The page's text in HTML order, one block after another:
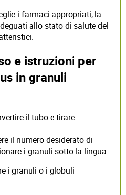
i farmaci appropriati, la
allo stato di salute del
e istruzioni per
in granuli
il tubo e tirare
il numero desiderato di
i granuli sotto la lingua.
i granuli o i globuli